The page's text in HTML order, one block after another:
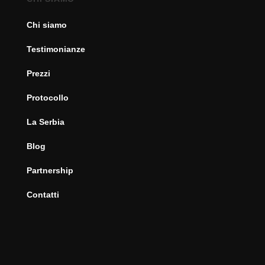
Chi siamo
Testimonianze
Prezzi
Protocollo
La Serbia
Blog
Partnership
Contatti